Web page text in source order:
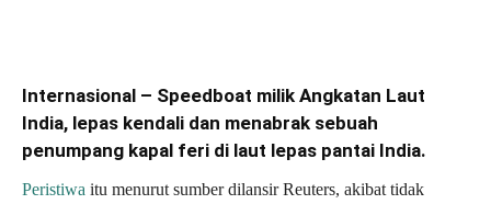
Internasional – Speedboat milik Angkatan Laut
India, lepas kendali dan menabrak sebuah
penumpang kapal feri di laut lepas pantai India.
Peristiwa itu menurut sumber dilansir Reuters, akibat tidak